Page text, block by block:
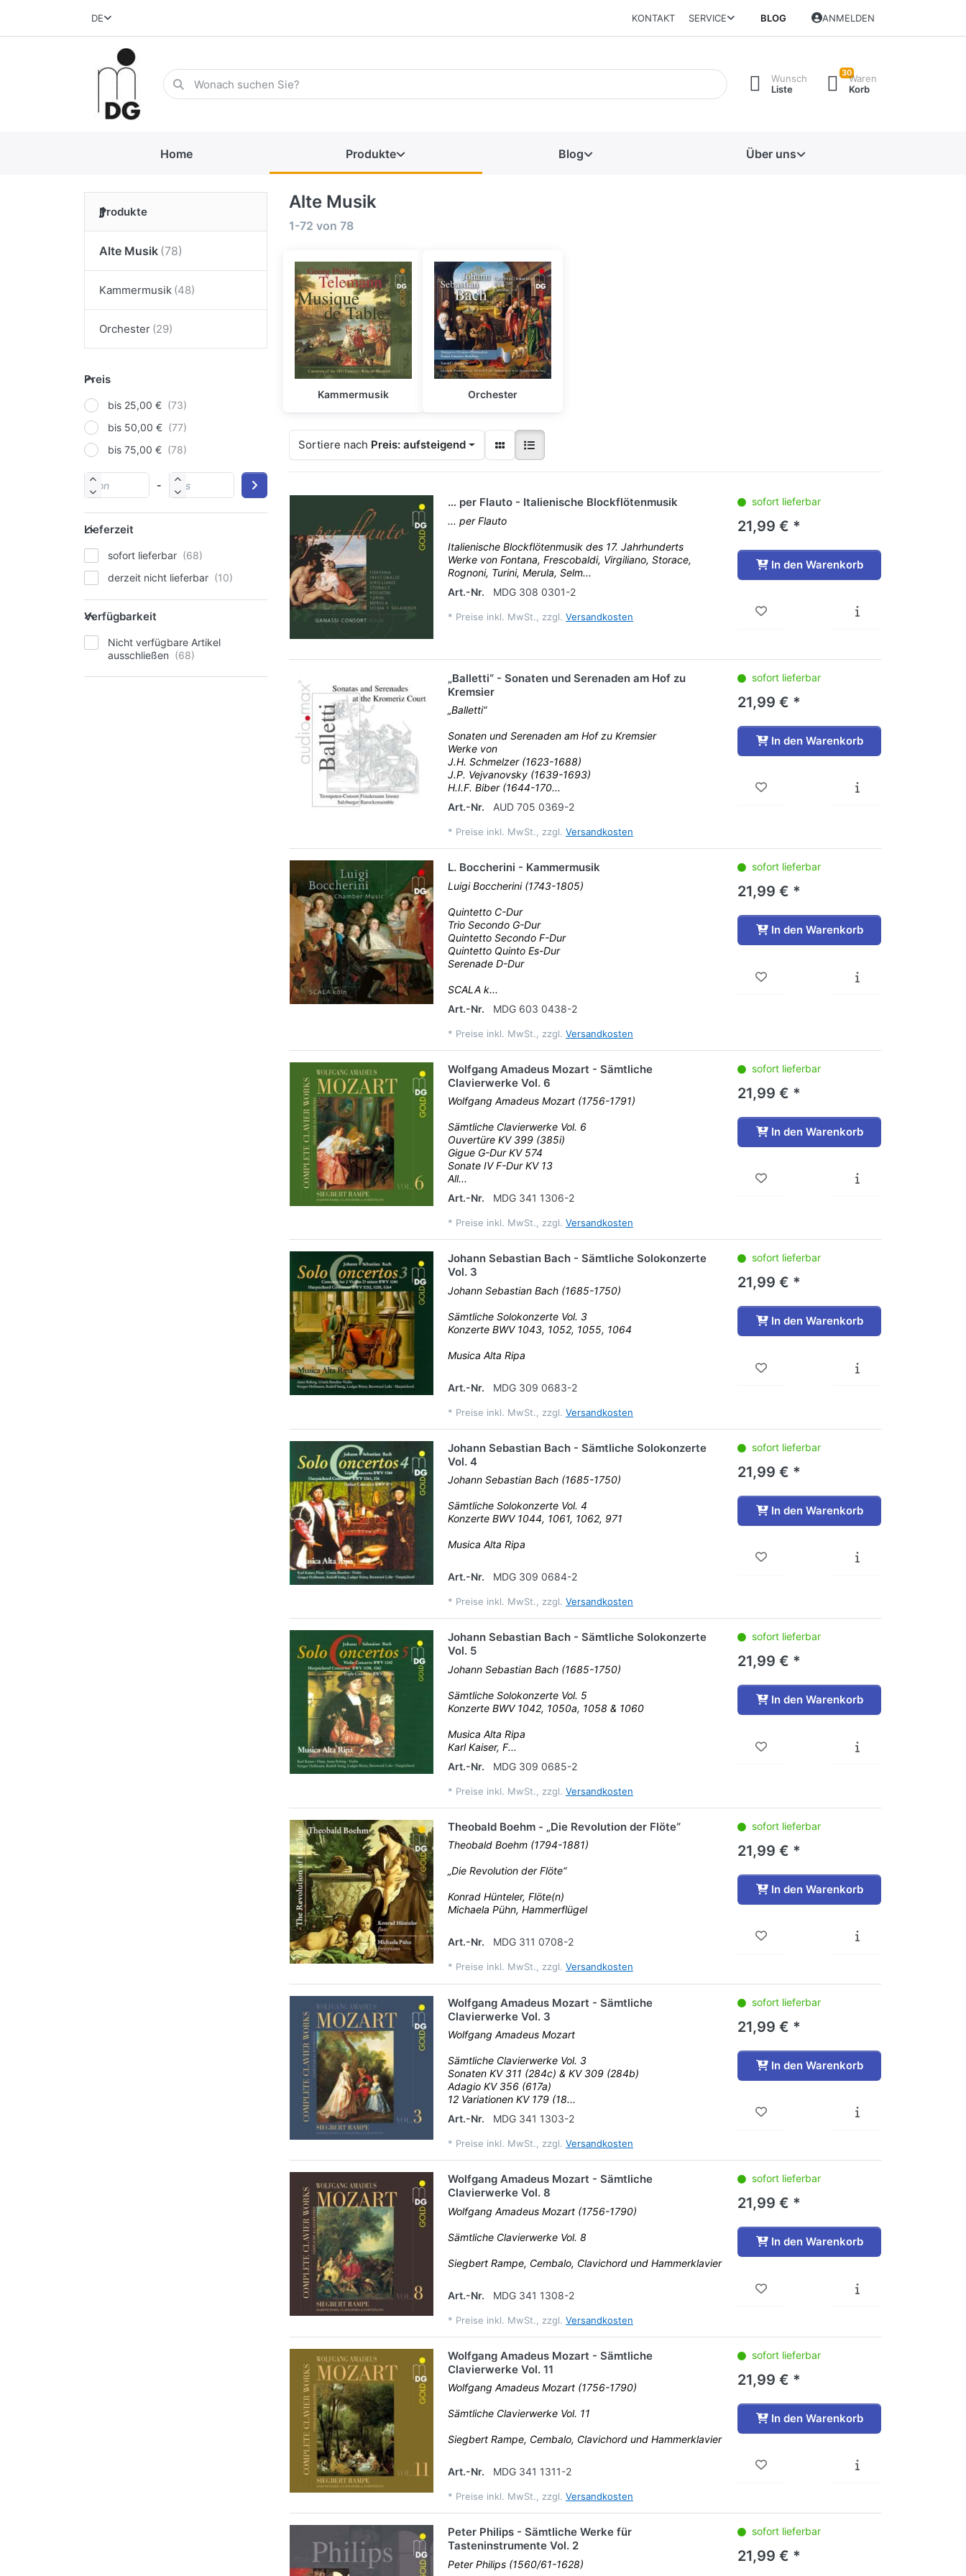
DE KONTAKT SERVICE BLOG ANMELDEN
Wunsch
Liste
30Waren
Korb
Home Produkte Blog Über uns
Produkte
Alte Musik
Kammermusik
Orchester
Preis
bis 25,00 €
bis 50,00 €
bis 75,00 €
-
Lieferzeit
sofort lieferbar
derzeit nicht lieferbar
Verfügbarkeit
Nicht verfügbare Artikel
ausschließen
Alte Musik
1-72 von 78
Kammermusik Orchester
Sortiere nach Preis: aufsteigend
… per Flauto - Italienische Blockflötenmusik
... per Flauto
Italienische Blockflötenmusik des 17. Jahrhunderts
Werke von Fontana, Frescobaldi, Virgiliano, Storace,
Rognoni, Turini, Merula, Selm...
Art.-Nr.
MDG 308 0301-2
* Preise inkl. MwSt., zzgl. Versandkosten
sofort lieferbar
21,99 € *
In den Warenkorb
„Balletti“ - Sonaten und Serenaden am Hof zu
Kremsier
„Balletti“
Sonaten und Serenaden am Hof zu Kremsier
Werke von
J.H. Schmelzer (1623-1688)
J.P. Vejvanovsky (1639-1693)
H.I.F. Biber (1644-170...
Art.-Nr.
AUD 705 0369-2
* Preise inkl. MwSt., zzgl. Versandkosten
sofort lieferbar
21,99 € *
In den Warenkorb
L. Boccherini - Kammermusik
Luigi Boccherini (1743-1805)
Quintetto C-Dur
Trio Secondo G-Dur
Quintetto Secondo F-Dur
Quintetto Quinto Es-Dur
Serenade D-Dur
SCALA k...
Art.-Nr.
MDG 603 0438-2
* Preise inkl. MwSt., zzgl. Versandkosten
sofort lieferbar
21,99 € *
In den Warenkorb
Wolfgang Amadeus Mozart - Sämtliche
Clavierwerke Vol. 6
Wolfgang Amadeus Mozart (1756-1791)
Sämtliche Clavierwerke Vol. 6
Ouvertüre KV 399 (385i)
Gigue G-Dur KV 574
Sonate IV F-Dur KV 13
All...
Art.-Nr.
MDG 341 1306-2
* Preise inkl. MwSt., zzgl. Versandkosten
sofort lieferbar
21,99 € *
In den Warenkorb
Johann Sebastian Bach - Sämtliche Solokonzerte
Vol. 3
Johann Sebastian Bach (1685-1750)
Sämtliche Solokonzerte Vol. 3
Konzerte BWV 1043, 1052, 1055, 1064
Musica Alta Ripa
Art.-Nr. MDG 309 0683-2
* Preise inkl. MwSt., zzgl. Versandkosten
sofort lieferbar
21,99 € *
In den Warenkorb
Johann Sebastian Bach - Sämtliche Solokonzerte
Vol. 4
Johann Sebastian Bach (1685-1750)
Sämtliche Solokonzerte Vol. 4
Konzerte BWV 1044, 1061, 1062, 971
Musica Alta Ripa
Art.-Nr. MDG 309 0684-2
* Preise inkl. MwSt., zzgl. Versandkosten
sofort lieferbar
21,99 € *
In den Warenkorb
Johann Sebastian Bach - Sämtliche Solokonzerte
Vol. 5
Johann Sebastian Bach (1685-1750)
Sämtliche Solokonzerte Vol. 5
Konzerte BWV 1042, 1050a, 1058 & 1060
Musica Alta Ripa
Karl Kaiser, F...
Art.-Nr.
MDG 309 0685-2
* Preise inkl. MwSt., zzgl. Versandkosten
sofort lieferbar
21,99 € *
In den Warenkorb
Theobald Boehm - „Die Revolution der Flöte“
Theobald Boehm (1794-1881)
„Die Revolution der Flöte“
Konrad Hünteler, Flöte(n)
Michaela Pühn, Hammerflügel
Art.-Nr. MDG 311 0708-2
* Preise inkl. MwSt., zzgl. Versandkosten
sofort lieferbar
21,99 € *
In den Warenkorb
Wolfgang Amadeus Mozart - Sämtliche
Clavierwerke Vol. 3
Wolfgang Amadeus Mozart
Sämtliche Clavierwerke Vol. 3
Sonaten KV 311 (284c) & KV 309 (284b)
Adagio KV 356 (617a)
12 Variationen KV 179 (18...
Art.-Nr.
MDG 341 1303-2
* Preise inkl. MwSt., zzgl. Versandkosten
sofort lieferbar
21,99 € *
In den Warenkorb
Wolfgang Amadeus Mozart - Sämtliche
Clavierwerke Vol. 8
Wolfgang Amadeus Mozart (1756-1790)
Sämtliche Clavierwerke Vol. 8
Siegbert Rampe, Cembalo, Clavichord und Hammerklavier
Art.-Nr. MDG 341 1308-2
* Preise inkl. MwSt., zzgl. Versandkosten
sofort lieferbar
21,99 € *
In den Warenkorb
Wolfgang Amadeus Mozart - Sämtliche
Clavierwerke Vol. 11
Wolfgang Amadeus Mozart (1756-1790)
Sämtliche Clavierwerke Vol. 11
Siegbert Rampe, Cembalo, Clavichord und Hammerklavier
Art.-Nr. MDG 341 1311-2
* Preise inkl. MwSt., zzgl. Versandkosten
sofort lieferbar
21,99 € *
In den Warenkorb
Peter Philips - Sämtliche Werke für
Tasteninstrumente Vol. 2
Peter Philips (1560/61-1628)
sofort lieferbar
21,99 € *